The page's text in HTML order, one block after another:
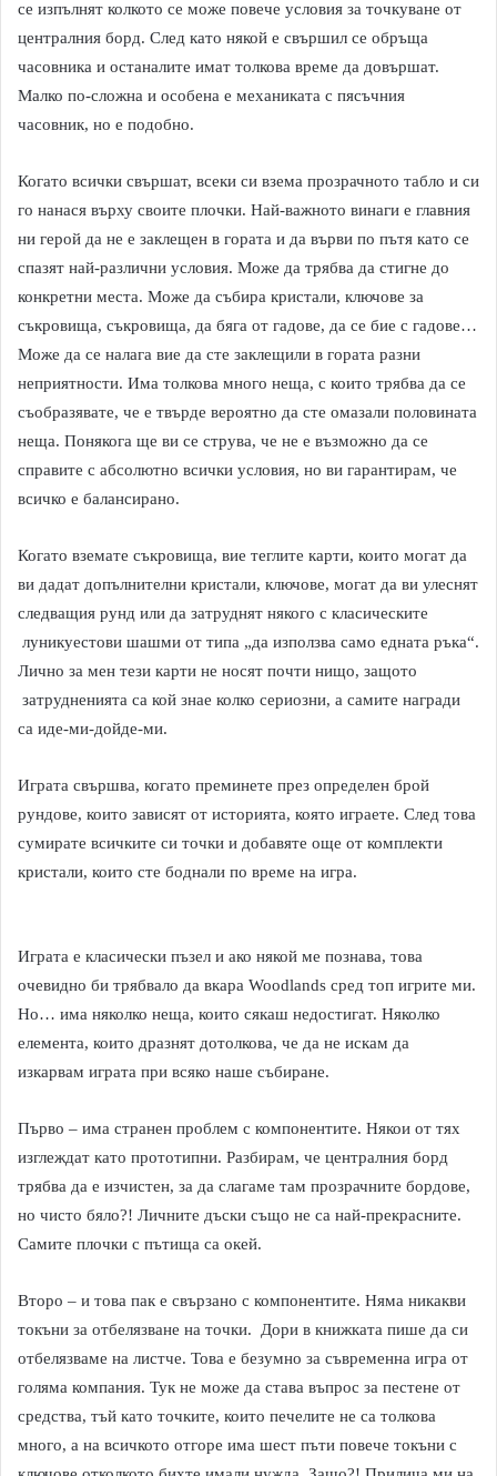
се изпълнят колкото се може повече условия за точкуване от
централния борд. След като някой е свършил се обръща
часовника и останалите имат толкова време да довършат.
Малко по-сложна и особена е механиката с пясъчния
часовник, но е подобно.
Когато всички свършат, всеки си взема прозрачното табло и си
го нанася върху своите плочки. Най-важното винаги е главния
ни герой да не е заклещен в гората и да върви по пътя като се
спазят най-различни условия. Може да трябва да стигне до
конкретни места. Може да събира кристали, ключове за
съкровища, съкровища, да бяга от гадове, да се бие с гадове…
Може да се налага вие да сте заклещили в гората разни
неприятности. Има толкова много неща, с които трябва да се
съобразявате, че е твърде вероятно да сте омазали половината
неща. Понякога ще ви се струва, че не е възможно да се
справите с абсолютно всички условия, но ви гарантирам, че
всичко е балансирано.
Когато вземате съкровища, вие теглите карти, които могат да
ви дадат допълнителни кристали, ключове, могат да ви улеснят
следващия рунд или да затруднят някого с класическите
луникуестови шашми от типа „да използва само едната ръка“.
Лично за мен тези карти не носят почти нищо, защото
затрудненията са кой знае колко сериозни, а самите награди
са иде-ми-дойде-ми.
Играта свършва, когато преминете през определен брой
рундове, които зависят от историята, която играете. След това
сумирате всичките си точки и добавяте още от комплекти
кристали, които сте боднали по време на игра.
Играта е класически пъзел и ако някой ме познава, това
очевидно би трябвало да вкара Woodlands сред топ игрите ми.
Но… има няколко неща, които сякаш недостигат. Няколко
елемента, които дразнят дотолкова, че да не искам да
изкарвам играта при всяко наше събиране.
Първо – има странен проблем с компонентите. Някои от тях
изглеждат като прототипни. Разбирам, че централния борд
трябва да е изчистен, за да слагаме там прозрачните бордове,
но чисто бяло?! Личните дъски също не са най-прекрасните.
Самите плочки с пътища са окей.
Второ – и това пак е свързано с компонентите. Няма никакви
токъни за отбелязване на точки. Дори в книжката пише да си
отбелязваме на листче. Това е безумно за съвременна игра от
голяма компания. Тук не може да става въпрос за пестене от
средства, тъй като точките, които печелите не са толкова
много, а на всичкото отгоре има шест пъти повече токъни с